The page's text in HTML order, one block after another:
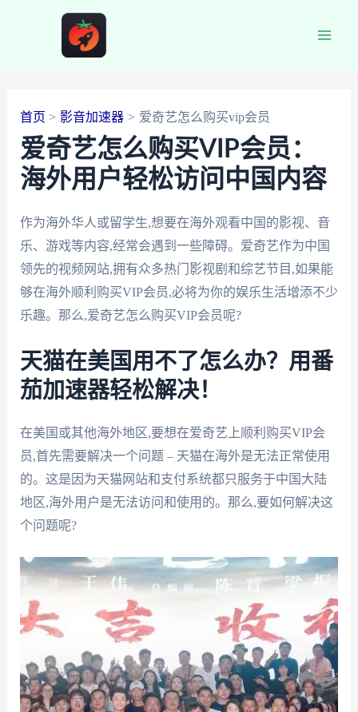
首页 影音加速器 爱奇艺怎么购买vip会员
爱奇艺怎么购买VIP会员：
海外用户轻松访问中国内容
作为海外华人或留学生,想要在海外观看中国的影视、音
乐、游戏等内容,经常会遇到一些障碍。爱奇艺作为中国
领先的视频网站,拥有众多热门影视剧和综艺节目,如果能
够在海外顺利购买VIP会员,必将为你的娱乐生活增添不少
乐趣。那么,爱奇艺怎么购买VIP会员呢?
天猫在美国用不了怎么办？用番
茄加速器轻松解决！
在美国或其他海外地区,要想在爱奇艺上顺利购买VIP会
员,首先需要解决一个问题 – 天猫在海外是无法正常使用
的。这是因为天猫网站和支付系统都只服务于中国大陆
地区,海外用户是无法访问和使用的。那么,要如何解决这
个问题呢?